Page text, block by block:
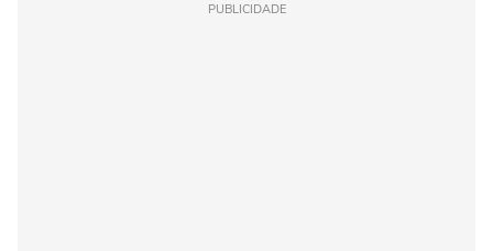
PUBLICIDADE